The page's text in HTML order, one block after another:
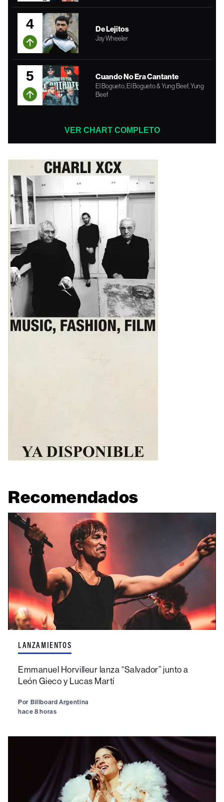
4 De Lejitos
Jay Wheeler
5 Cuando No Era Cantante
El Bogueto, El Bogueto & Yung Beef, Yung
Beef
VER CHART COMPLETO
Recomendados
LANZAMIENTOS
Emmanuel Horvilleur lanza “Salvador” junto a
León Gieco y Lucas Martí
Por Billboard Argentina
hace 8 horas